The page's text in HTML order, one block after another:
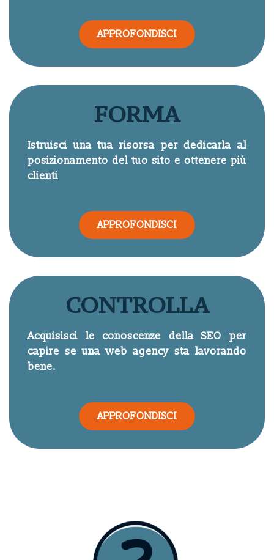
APPROFONDISCI
FORMA
Istruisci una tua risorsa per dedicarla al
posizionamento del tuo sito e ottenere più
clienti
APPROFONDISCI
CONTROLLA
Acquisisci le conoscenze della SEO per
capire se una web agency sta lavorando
bene.
APPROFONDISCI